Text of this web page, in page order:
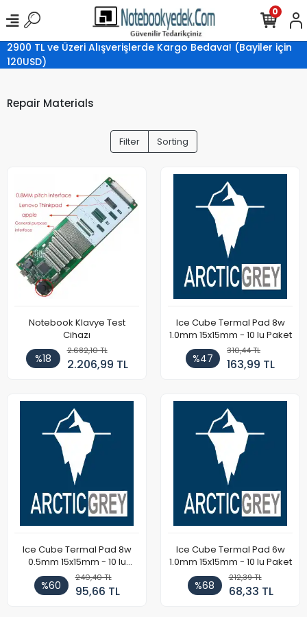
2900 TL ve Üzeri Alışverişlerde Kargo Bedava! (Bayiler için
120USD)
0
Repair Materials
Filter Sorting
Notebook Klavye Test
Cihazı
%18
2.682,10 TL
2.206,99 TL
Ice Cube Termal Pad 8w
1.0mm 15x15mm - 10 lu Paket
%47
310,44 TL
163,99 TL
Ice Cube Termal Pad 8w
0.5mm 15x15mm - 10 lu
Paket
%60
240,40 TL
95,66 TL
Ice Cube Termal Pad 6w
1.0mm 15x15mm - 10 lu Paket
%68
212,39 TL
68,33 TL